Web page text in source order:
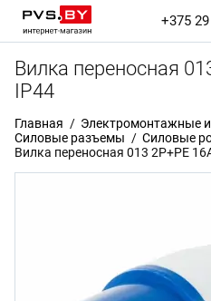
+375
Вилка переносная
IP44
Главная
Электромонтажные
Силовые разъемы
Силовые
Вилка переносная 013 2Р+РЕ